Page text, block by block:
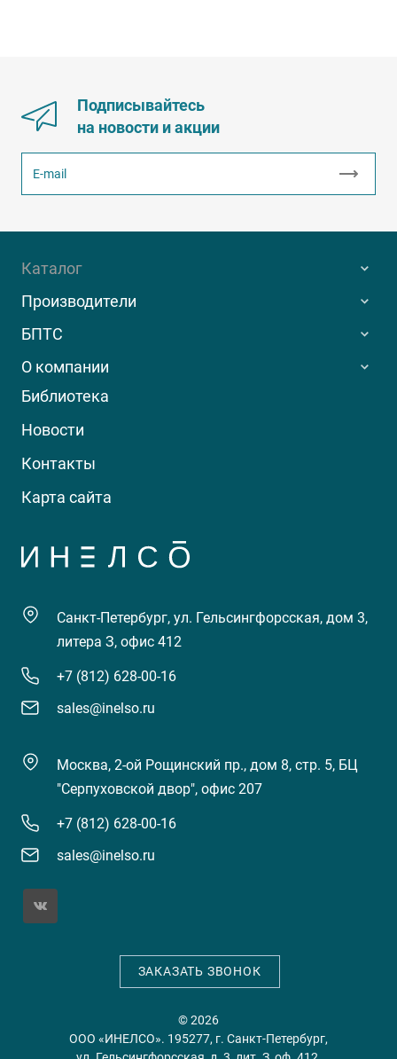
Подписывайтесь
на новости и акции
Каталог
Производители
БПТС
О компании
Библиотека
Новости
Контакты
Карта сайта
Санкт-Петербург, ул. Гельсингфорсская, дом 3,
литера З, офис 412
+7 (812) 628-00-16
sales@inelso.ru
Москва, 2-ой Рощинский пр., дом 8, стр. 5, БЦ
"Серпуховской двор", офис 207
+7 (812) 628-00-16
sales@inelso.ru
ЗАКАЗАТЬ ЗВОНОК
© 2026
ООО «ИНЕЛСО». 195277, г. Санкт-Петербург,